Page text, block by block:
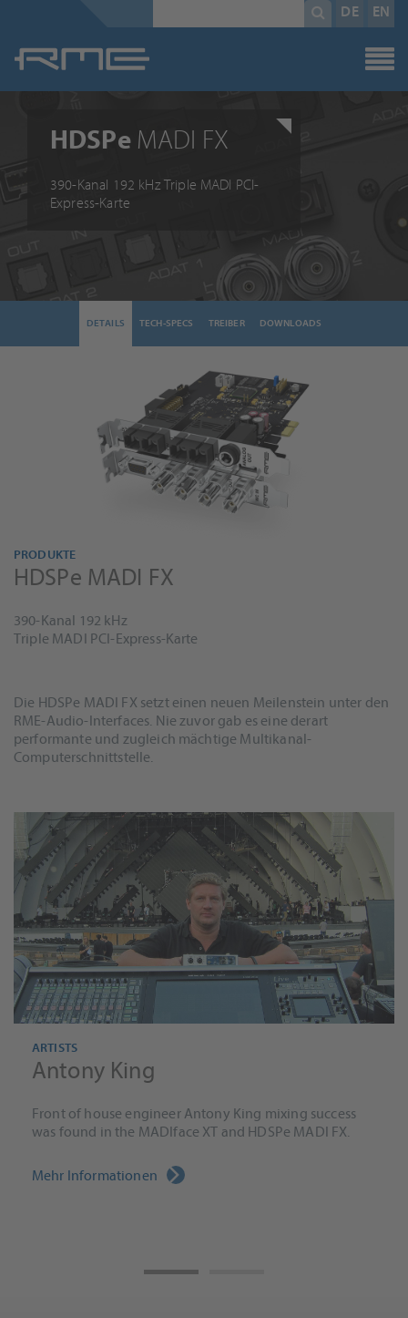
DE EN
HDSPeMADI FX
390-Kanal 192 kHz Triple MADI PCI-
Express-Karte
DETAILS TECH-SPECS TREIBER DOWNLOADS
PRODUKTE
HDSPe MADI FX
390-Kanal 192 kHz
Triple MADI PCI-Express-Karte
Die HDSPe MADI FX setzt einen neuen Meilenstein unter den
RME-Audio-Interfaces. Nie zuvor gab es eine derart
performante und zugleich mächtige Multikanal-
Computerschnittstelle.
ARTISTS
Antony King
Front of house engineer Antony King mixing success
was found in the MADIface XT and HDSPe MADI FX.
Mehr Informationen